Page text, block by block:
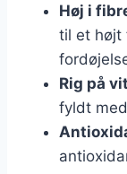
Høj i
til et højt
Rig på
fyldt